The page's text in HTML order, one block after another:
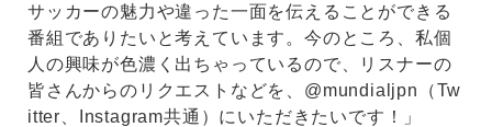
サッカーの魅力や違った一面を伝えることができる
番組でありたいと考えています。今のところ、私個
人の興味が色濃く出ちゃっているので、リスナーの
皆さんからのリクエストなどを、@mundialjpn（Tw
itter、Instagram共通）にいただきたいです！」